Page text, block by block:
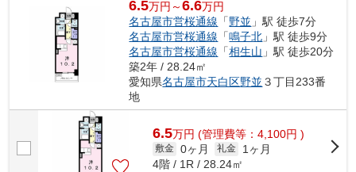
6.5万円～6.6万円
名古屋市営桜通線 「野並 」駅 徒歩7分
名古屋市営桜通線 「鳴子北 」駅 徒歩9分
名古屋市営桜通線 「相生山 」駅 徒歩20分
築2年 / 28.24㎡
愛知県名古屋市天白区野並 ３丁目233番
地
6.5万円 (管理費等：4,100円 )
敷金 0ヶ月 礼金
1ヶ月
4階 / 1R / 28.24㎡